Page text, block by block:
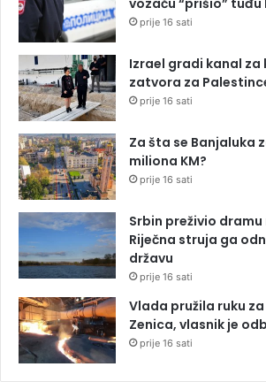
prije 16 sati
Izrael gradi kanal za
zatvora za
prije 16 sati
Za šta se Banjaluka
miliona KM?
prije 16 sati
Srbin preživio dramu
Riječna struja ga
državu
prije 16 sati
Vlada pružila ruku
Zenica, vlasnik je
prije 16 sati